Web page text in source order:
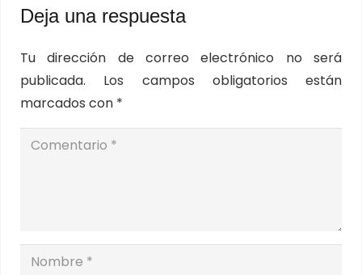
Deja una respuesta
Tu dirección de correo electrónico no será
publicada.
Los campos obligatorios están
marcados con *